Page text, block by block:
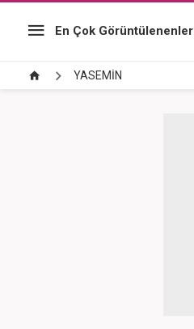
En Çok Görüntülenenler
YASEMİN